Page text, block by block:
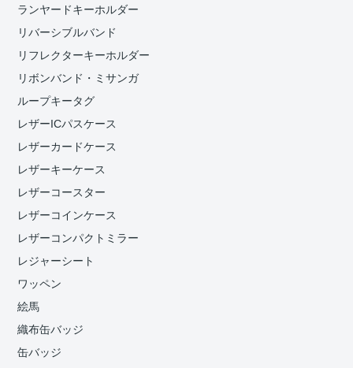
ランヤードキーホルダー
リバーシブルバンド
リフレクターキーホルダー
リボンバンド・ミサンガ
ループキータグ
レザーICパスケース
レザーカードケース
レザーキーケース
レザーコースター
レザーコインケース
レザーコンパクトミラー
レジャーシート
ワッペン
絵馬
織布缶バッジ
缶バッジ